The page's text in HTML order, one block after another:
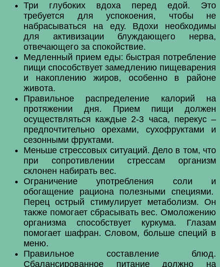
Три глубоких вдоха перед едой. Это
требуется для успокоения, чтобы не
набрасываться на еду. Вдохи необходимы
для активизации блуждающего нерва,
отвечающего за спокойствие.
Медленный прием еды: быстрая потребление
пищи способствует замедлению пищеварения
и накоплению жиров, особенно в районе
живота.
Правильное распределение калорий на
протяжении дня. Прием пищи должен
осуществляться каждые 2-3 часа, перекус –
предпочтительно орехами, сухофруктами и
сезонными фруктами.
Меньше стрессовых ситуаций. Дело в том, что
при сопротивлении стрессам организм
склонен набирать вес.
Ограничение употребления соли и
обогащение рациона полезными специями.
Перец острый стимулирует метаболизм. Он
также помогает сбрасывать вес. Омоложению
организма способствует куркума. Глазам
помогает шафран. Словом, больше специй в
меню.
Правильное составление блюд.
Сбалансированное питание должно на